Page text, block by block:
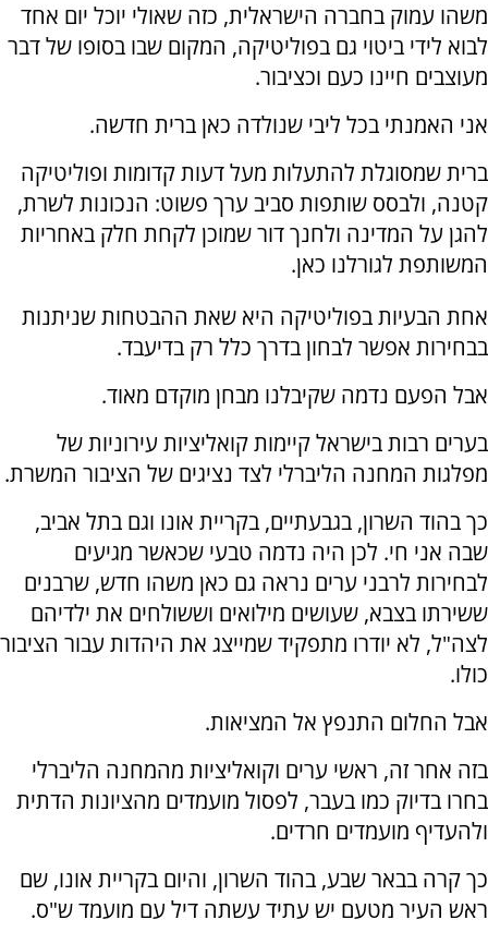
משהו עמוק בחברה הישראלית, כזה שאולי יוכל יום אחד
לבוא לידי ביטוי גם בפוליטיקה, המקום שבו בסופו של דבר
מעוצבים חיינו כעם וכציבור.
אני האמנתי בכל ליבי שנולדה כאן ברית חדשה.
ברית שמסוגלת להתעלות מעל דעות קדומות ופוליטיקה
קטנה, ולבסס שותפות סביב ערך פשוט: הנכונות לשרת,
להגן על המדינה ולחנך דור שמוכן לקחת חלק באחריות
המשותפת לגורלנו כאן.
אחת הבעיות בפוליטיקה היא שאת ההבטחות שניתנות
בבחירות אפשר לבחון בדרך כלל רק בדיעבד.
אבל הפעם נדמה שקיבלנו מבחן מוקדם מאוד.
בערים רבות בישראל קיימות קואליציות עירוניות של
מפלגות המחנה הליברלי לצד נציגים של הציבור המשרת.
כך בהוד השרון, בגבעתיים, בקריית אונו וגם בתל אביב,
שבה אני חי. לכן היה נדמה טבעי שכאשר מגיעים
לבחירות לרבני ערים נראה גם כאן משהו חדש, שרבנים
ששירתו בצבא, שעושים מילואים וששולחים את ילדיהם
לצה"ל, לא יודרו מתפקיד שמייצג את היהדות עבור הציבור
כולו.
אבל החלום התנפץ אל המציאות.
בזה אחר זה, ראשי ערים וקואליציות מהמחנה הליברלי
בחרו בדיוק כמו בעבר, לפסול מועמדים מהציונות הדתית
ולהעדיף מועמדים חרדים.
כך קרה בבאר שבע, בהוד השרון, והיום בקריית אונו, שם
ראש העיר מטעם יש עתיד עשתה דיל עם מועמד ש"ס.